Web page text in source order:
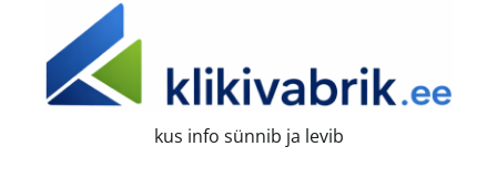
content
kus info sünnib ja levib